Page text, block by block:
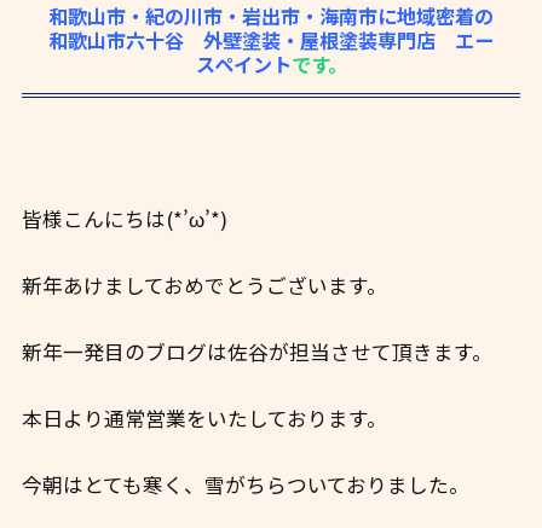
和歌山市・紀の川市・岩出市・海南市に地域密着の
和歌山市六十谷 外壁塗装・屋根塗装専門店 エー
スペイントです。
皆様こんにちは(*’ω’*)
新年あけましておめでとうございます。
新年一発目のブログは佐谷が担当させて頂きます。
本日より通常営業をいたしております。
今朝はとても寒く、雪がちらついておりました。